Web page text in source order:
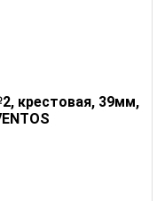
крестовая, 39мм,